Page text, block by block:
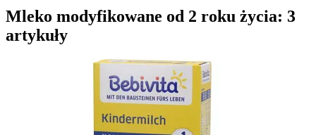
Mleko modyfikowane od 2 roku życia: 3
artykuły